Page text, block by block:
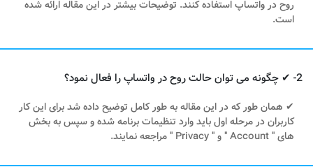
روح در واتساپ استفاده کنند. توضیحات بیشتر در این مقاله ارائه شده
است.
2- ✔ چگونه می توان حالت روح در واتساپ را فعال نمود؟
✔ همان طور که در این مقاله به طور کامل توضیح داده شد برای این کار
کاربران در مرحله اول باید وارد تنظیمات برنامه شده و سپس به بخش
های " Account " و " Privacy " مراجعه نمایند.